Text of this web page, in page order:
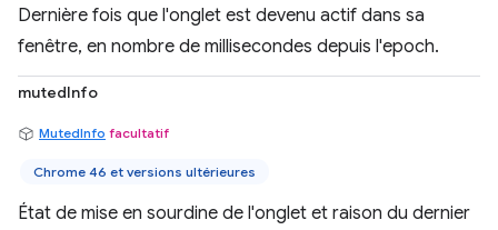
Dernière fois que l'onglet est devenu actif dans sa
fenêtre, en nombre de millisecondes depuis l'epoch.
mutedInfo
MutedInfo facultatif
Chrome 46 et versions ultérieures
État de mise en sourdine de l'onglet et raison du dernier